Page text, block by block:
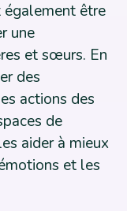
également être
une
et sœurs. En
des
actions des
de
aider à mieux
et les